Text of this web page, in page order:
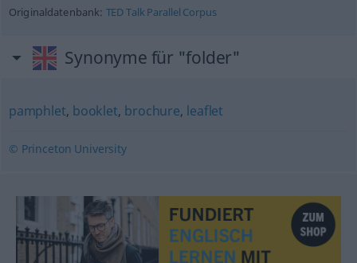
Originaldatenbank: TED Talk Parallel Corpus
Synonyme für "folder"
pamphlet, booklet, brochure, leaflet
© Princeton University